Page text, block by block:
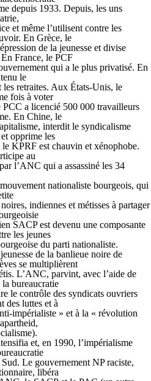
depuis 1933. Depuis, les uns
et même l’utilisent contre les
En Grèce, le
de la jeunesse et divise
France, le PCF
qui a le plus privatisé. En
le
retraites. Aux États-Unis, le
fois à voter
a licencié 500 000 travailleurs
En Chine, le
interdit le syndicalisme
opprime les
KPRF est chauvin et xénophobe.
au
l’ANC qui a assassiné les 34
nationaliste bourgeois, qui
indiennes et métisses à partager
SACP est devenu une composante
les jeunes
du parti nationaliste.
de la banlieue noire de
se multiplièrent
L’ANC, parvint, avec l’aide de
bureaucratie
le contrôle des syndicats ouvriers
des luttes et à
impérialiste » et à la « révolution
et, en 1990, l’impérialisme
Le gouvernement NP raciste,
libéra